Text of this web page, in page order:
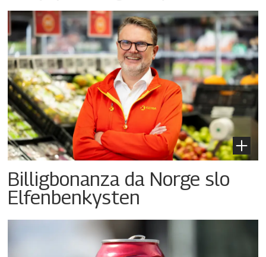
Billigbonanza da Norge slo
Elfenbenkysten